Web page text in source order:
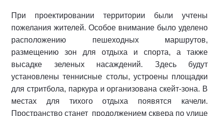
При проектировании территории были учтены
пожелания жителей. Особое внимание было уделено
расположению пешеходных маршрутов,
размещению зон для отдыха и спорта, а также
высадке зеленых насаждений. Здесь будут
установлены теннисные столы, устроены площадки
для стритбола, паркура и организована скейт-зона. В
местах для тихого отдыха появятся качели.
Пространство станет продолжением сквера по улице